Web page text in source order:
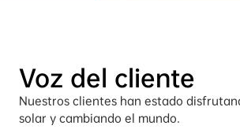
Voz del cliente
Nuestros clientes han estado
solar y cambiando el mundo.